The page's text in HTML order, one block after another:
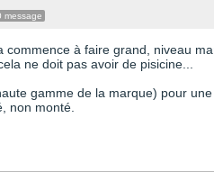
message
à faire grand, niveau
ne doit pas avoir de pisicine...
gamme de la marque) pour
non monté.